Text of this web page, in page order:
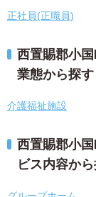
正社員(正職員)
西置賜郡小
業態から探す
介護福祉施設
西置賜郡小
ビス内容か